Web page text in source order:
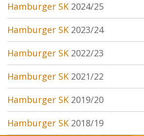
Hamburger SK 2024/25
Hamburger SK 2023/24
Hamburger SK 2022/23
Hamburger SK 2021/22
Hamburger SK 2019/20
Hamburger SK 2018/19